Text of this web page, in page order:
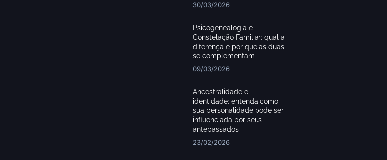
30/03/2026
Psicogenealogia e
Constelação Familiar: qual a
diferença e por que as duas
se complementam
09/03/2026
Ancestralidade e
identidade: entenda como
sua personalidade pode ser
influenciada por seus
antepassados
23/02/2026